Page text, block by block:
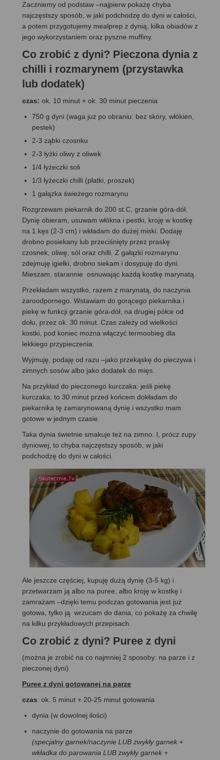
Zaczniemy od podstaw –najpierw pokażę chyba
najczęstszy sposób, w jaki podchodzę do dyni w całości,
a potem przygotujemy mealprep z dynią, kilka obiadów z
jego wykorzystaniem oraz pyszne muffiny.
Co zrobić z dyni? Pieczona dynia z
chilli i rozmarynem (przystawka
lub dodatek)
czas: ok. 10 minut + ok. 30 minut pieczenia
750 g dyni (waga już po obraniu: bez skóry, włókien,
pestek)
2-3 ząbki czosnku
2-3 łyżki oliwy z oliwek
1/4 łyżeczki soli
1/3 łyżeczki chilli (płatki, proszek)
1 gałązka świeżego rozmarynu
Rozgrzewam piekarnik do 200 st.C, grzanie góra-dół.
Dynię obieram, usuwam włókna i pestki, kroję w kostkę
na 1 kęs (2-3 cm) i wkładam do dużej miski. Dodaję
drobno posiekany lub przeciśnięty przez praskę
czosnek, oliwę, sól oraz chilli. Z gałązki rozmarynu
zdejmuję igiełki, drobno siekam i dosypuję do dyni.
Mieszam, starannie osnuwając każdą kostkę marynatą.
Przekładam wszystko, razem z marynatą, do naczynia
żaroodpornego. Wstawiam do gorącego piekarnika i
piekę w funkcji grzanie góra-dół, na drugiej półce od
dołu, przez ok. 30 minut. Czas zależy od wielkości
kostki, pod koniec można włączyć termoobieg dla
lekkiego przypieczenia.
Wyjmuję, podaję od razu –jako przekąskę do pieczywa i
zimnych sosów albo jako dodatek do mięs.
Na przykład do pieczonego kurczaka: jeśli piekę
kurczaka, to 30 minut przed końcem dokładam do
piekarnika tę zamarynowaną dynię i wszystko mam
gotowe w jednym czasie.
Taka dynia świetnie smakuje też na zimno. I, prócz zupy
dyniowej, to chyba najczęstszy sposób, w jaki
podchodzę do dyni w całości.
Ale jeszcze częściej, kupuję dużą dynię (3-5 kg) i
przetwarzam ją albo na puree, albo kroję w kostkę i
zamrażam –dzięki temu podczas gotowania jest już
gotowa, tylko ją wrzucam do dania, co pokażę za chwilę
na kilku przykładowych przepisach.
Co zrobić z dyni? Puree z dyni
(można je zrobić na co najmniej 2 sposoby: na parze i z
pieczonej dyni)
Puree z dyni gotowanej na parze
czas: ok. 5 minut + 20-25 minut gotowania
dynia (w dowolnej ilości)
naczynie do gotowania na parze
(specjalny garnek/naczynie LUB zwykły garnek +
wkładka do parowania LUB zwykły garnek +